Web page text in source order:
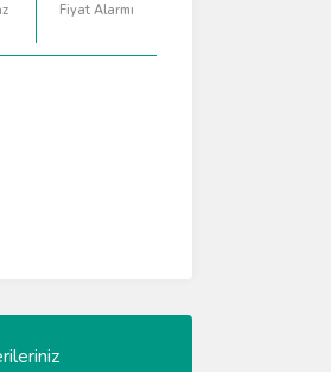
Fiyat Alarmı